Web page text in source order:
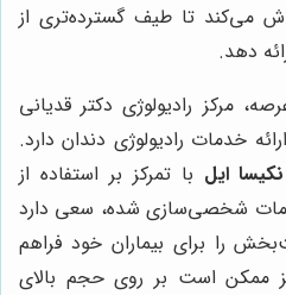
می‌کند تا طیف گسترده‌تری از
دهد.
مرکز رادیولوژی دکتر قدیانی
خدمات رادیولوژی دندان دارد.
ایل با تمرکز بر استفاده از
شخصی‌سازی شده، سعی دارد
را برای بیماران خود فراهم
ممکن است بر روی حجم بالای